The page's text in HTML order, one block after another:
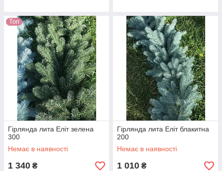
Топ
Гірлянда лита Еліт зелена
300
Немає в наявності
1 340 ₴
Гірлянда лита Еліт блакитна
200
Немає в наявності
1 010 ₴